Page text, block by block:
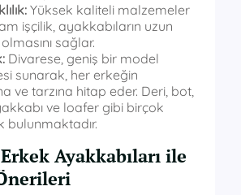
Yüksek kaliteli malzemeler
işçilik, ayakkabıların uzun
sağlar.
Divarese, geniş bir model
sunarak, her erkeğin
ve tarzına hitap eder. Deri, bot,
ve loafer gibi birçok
bulunmaktadır.
Ayakkabıları ile